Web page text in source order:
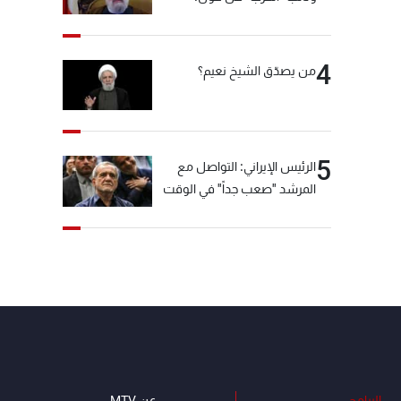
4من يصدّق الشيخ نعيم؟
5الرئيس الإيراني: التواصل مع
المرشد "صعب جداً" في الوقت